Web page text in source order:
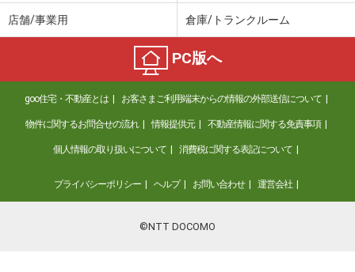
店舗/事業用 倉庫/トランクルーム
PC版へ
goo住宅・不動産とは お客さまご利用端末からの情報の外部送信について
物件に関するお問合せの流れ 情報提供元 不動産情報に関する免責事項
個人情報の取り扱いについて 消費税に関する表記について
プライバシーポリシー ヘルプ お問い合わせ 運営会社
©NTT DOCOMO